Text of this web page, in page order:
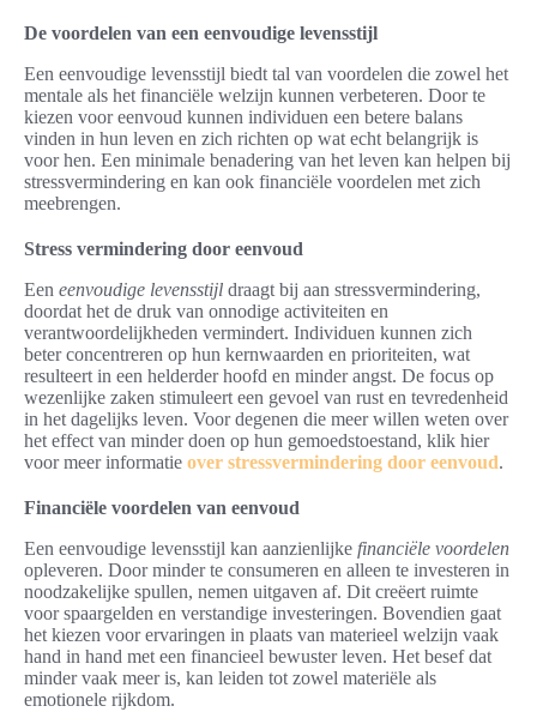
De voordelen van een eenvoudige levensstijl
Een eenvoudige levensstijl biedt tal van voordelen die zowel het
mentale als het financiële welzijn kunnen verbeteren. Door te
kiezen voor eenvoud kunnen individuen een betere balans
vinden in hun leven en zich richten op wat echt belangrijk is
voor hen. Een minimale benadering van het leven kan helpen bij
stressvermindering en kan ook financiële voordelen met zich
meebrengen.
Stress vermindering door eenvoud
Een eenvoudige levensstijl draagt bij aan stressvermindering,
doordat het de druk van onnodige activiteiten en
verantwoordelijkheden vermindert. Individuen kunnen zich
beter concentreren op hun kernwaarden en prioriteiten, wat
resulteert in een helderder hoofd en minder angst. De focus op
wezenlijke zaken stimuleert een gevoel van rust en tevredenheid
in het dagelijks leven. Voor degenen die meer willen weten over
het effect van minder doen op hun gemoedstoestand, klik hier
voor meer informatie over stressvermindering door eenvoud.
Financiële voordelen van eenvoud
Een eenvoudige levensstijl kan aanzienlijke financiële voordelen
opleveren. Door minder te consumeren en alleen te investeren in
noodzakelijke spullen, nemen uitgaven af. Dit creëert ruimte
voor spaargelden en verstandige investeringen. Bovendien gaat
het kiezen voor ervaringen in plaats van materieel welzijn vaak
hand in hand met een financieel bewuster leven. Het besef dat
minder vaak meer is, kan leiden tot zowel materiële als
emotionele rijkdom.